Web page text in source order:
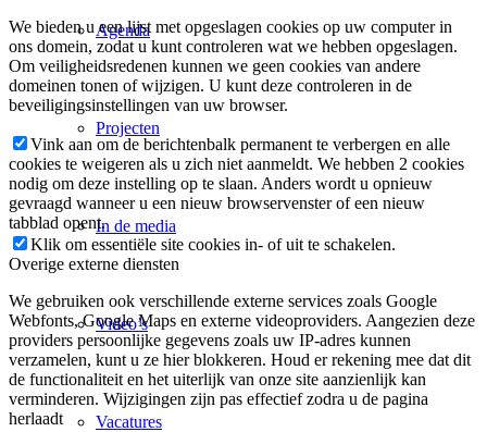
Agenda
Projecten
In de media
Video’s
Vacatures
We bieden u een lijst met opgeslagen cookies op uw computer in
ons domein, zodat u kunt controleren wat we hebben opgeslagen.
Om veiligheidsredenen kunnen we geen cookies van andere
domeinen tonen of wijzigen. U kunt deze controleren in de
beveiligingsinstellingen van uw browser.
Vink aan om de berichtenbalk permanent te verbergen en alle
cookies te weigeren als u zich niet aanmeldt. We hebben 2 cookies
nodig om deze instelling op te slaan. Anders wordt u opnieuw
gevraagd wanneer u een nieuw browservenster of een nieuw
tabblad opent.
Klik om essentiële site cookies in- of uit te schakelen.
Overige externe diensten
We gebruiken ook verschillende externe services zoals Google
Webfonts, Google Maps en externe videoproviders. Aangezien deze
providers persoonlijke gegevens zoals uw IP-adres kunnen
verzamelen, kunt u ze hier blokkeren. Houd er rekening mee dat dit
de functionaliteit en het uiterlijk van onze site aanzienlijk kan
verminderen. Wijzigingen zijn pas effectief zodra u de pagina
herlaadt